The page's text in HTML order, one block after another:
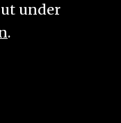
under
.